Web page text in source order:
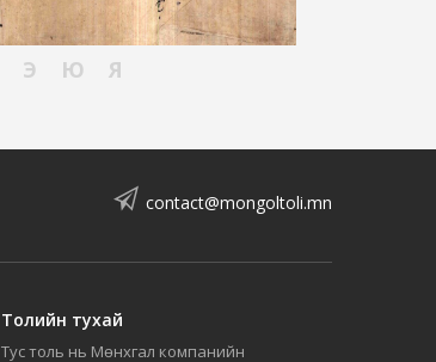
Э Ю Я
contact@mongoltoli.mn
Толийн тухай
Тус толь нь Мөнхгал компанийн